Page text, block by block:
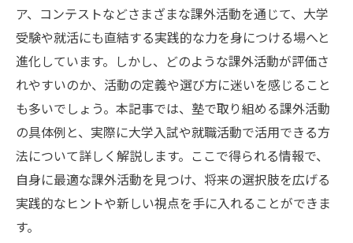
ア、コンテストなどさまざまな課外活動を通じて、大学
受験や就活にも直結する実践的な力を身につける場へと
進化しています。しかし、どのような課外活動が評価さ
れやすいのか、活動の定義や選び方に迷いを感じること
も多いでしょう。本記事では、塾で取り組める課外活動
の具体例と、実際に大学入試や就職活動で活用できる方
法について詳しく解説します。ここで得られる情報で、
自身に最適な課外活動を見つけ、将来の選択肢を広げる
実践的なヒントや新しい視点を手に入れることができま
す。